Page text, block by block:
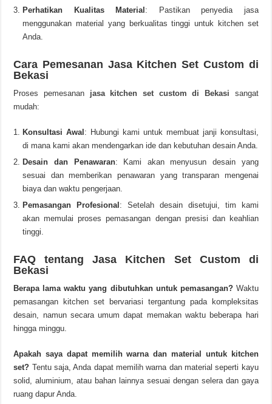
Perhatikan Kualitas Material : Pastikan penyedia jasa
menggunakan material yang berkualitas tinggi untuk kitchen set
Anda.
Cara Pemesanan Jasa Kitchen Set Custom di
Bekasi
Proses pemesananjasa kitchen set custom di Bekasi sangat
mudah:
Konsultasi Awal : Hubungi kami untuk membuat janji konsultasi,
di mana kami akan mendengarkan ide dan kebutuhan desain Anda.
Desain dan Penawaran: Kami akan menyusun desain yang
sesuai dan memberikan penawaran yang transparan mengenai
biaya dan waktu pengerjaan.
Pemasangan Profesional : Setelah desain disetujui, tim kami
akan memulai proses pemasangan dengan presisi dan keahlian
tinggi.
FAQ tentang Jasa Kitchen Set Custom di
Bekasi
Berapa lama waktu yang dibutuhkan untuk pemasangan?Waktu
pemasangan kitchen set bervariasi tergantung pada kompleksitas
desain, namun secara umum dapat memakan waktu beberapa hari
hingga minggu.
Apakah saya dapat memilih warna dan material untuk kitchen
set? Tentu saja, Anda dapat memilih warna dan material seperti kayu
solid, aluminium, atau bahan lainnya sesuai dengan selera dan gaya
ruang dapur Anda.